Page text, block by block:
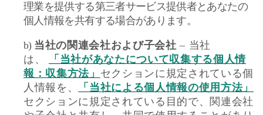
理業を提供する第三者サービス提供者とあなたの
個人情報を共有する場合があります。
b) 当社の関連会社および子会社 – 当社
は、
「当社があなたについて収集する個人情
報：収集方法」 セクションに規定されている個
人情報を、
「当社による個人情報の使用方法」
セクションに規定されている目的で、関連会社